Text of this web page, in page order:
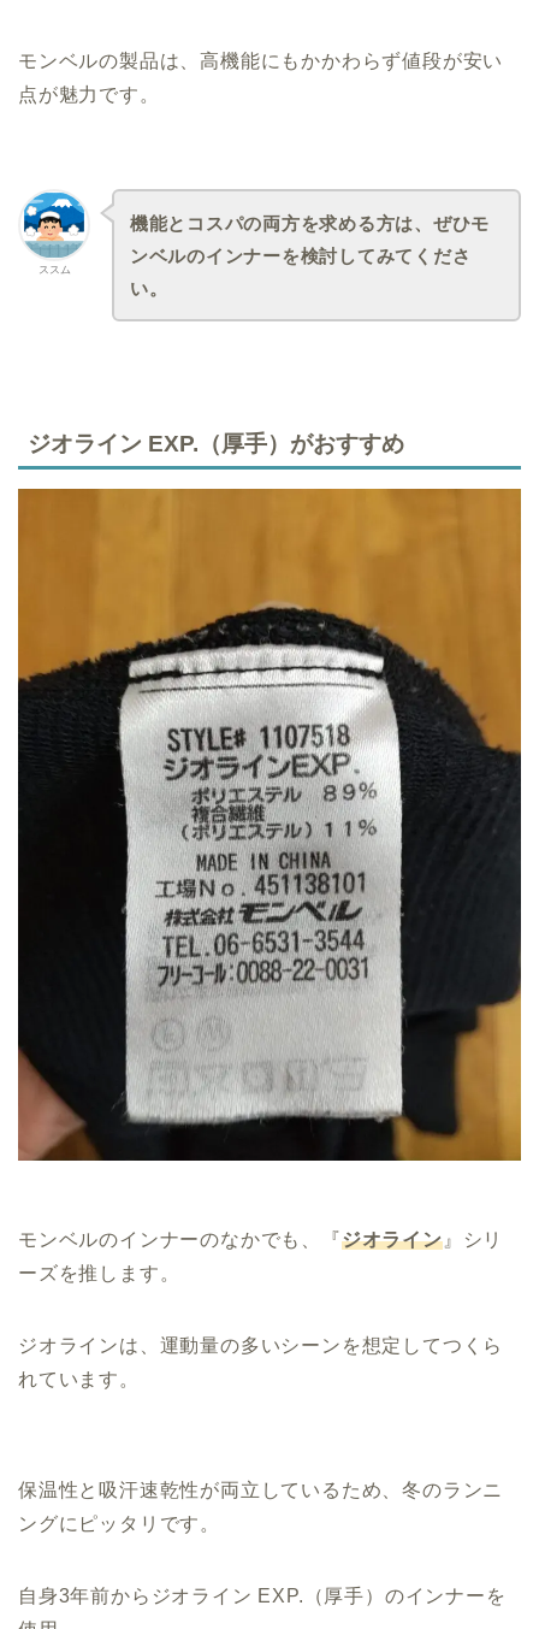
モンベルの製品は、高機能にもかかわらず値段が安い
点が魅力です。
ススム
機能とコスパの両方を求める方は、ぜひモ
ンベルのインナーを検討してみてくださ
い。
ジオライン EXP.（厚手）がおすすめ
モンベルのインナーのなかでも、『 ジオライン』シリ
ーズを推します。
ジオラインは、運動量の多いシーンを想定してつくら
れています。
保温性と吸汗速乾性が両立しているため、冬のランニ
ングにピッタリです。
自身3年前からジオライン EXP.（厚手）のインナーを